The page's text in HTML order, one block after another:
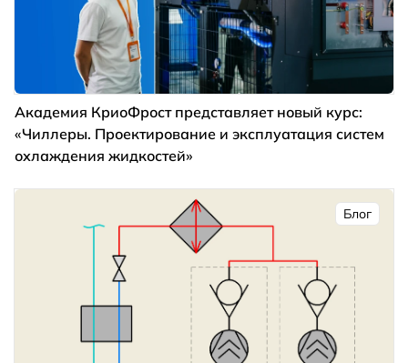
Академия КриоФрост представляет новый курс:
«Чиллеры. Проектирование и эксплуатация систем
охлаждения жидкостей»
Блог